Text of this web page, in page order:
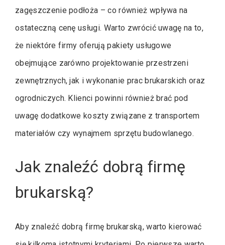
zagęszczenie podłoża – co również wpływa na
ostateczną cenę usługi. Warto zwrócić uwagę na to,
że niektóre firmy oferują pakiety usługowe
obejmujące zarówno projektowanie przestrzeni
zewnętrznych, jak i wykonanie prac brukarskich oraz
ogrodniczych. Klienci powinni również brać pod
uwagę dodatkowe koszty związane z transportem
materiałów czy wynajmem sprzętu budowlanego.
Jak znaleźć dobrą firmę
brukarską?
Aby znaleźć dobrą firmę brukarską, warto kierować